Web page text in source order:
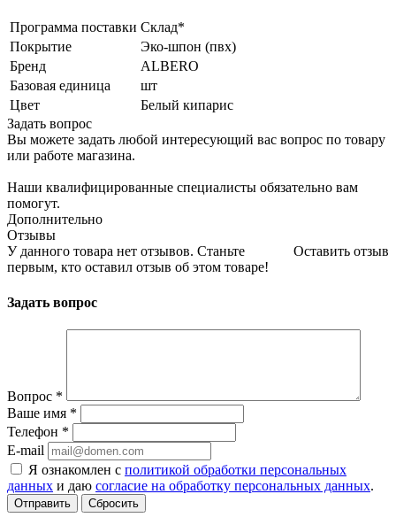
Программа поставки Склад*
Покрытие
Эко-шпон (пвх)
Бренд
ALBERO
Базовая единица
шт
Цвет
Белый кипарис
Задать вопрос
Вы можете задать любой интересующий вас вопрос по товару
или работе магазина.
Наши квалифицированные специалисты обязательно вам
помогут.
Дополнительно
Отзывы
Оставить отзыв
У данного товара нет отзывов. Станьте
первым, кто оставил отзыв об этом товаре!
Задать вопрос
Вопрос *
Ваше имя *
Телефон *
E-mail
Я ознакомлен с политикой обработки персональных
данных и даю согласие на обработку персональных данных.
Сбросить